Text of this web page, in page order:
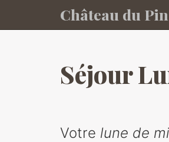
Château du Pin
Séjour
Votre lune de